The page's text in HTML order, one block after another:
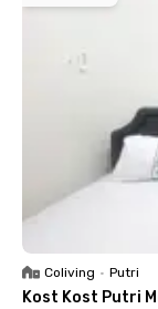
Coliving • Putri
Kost Kost Putri